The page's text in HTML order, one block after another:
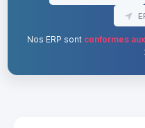
Nos ERP sont conformes